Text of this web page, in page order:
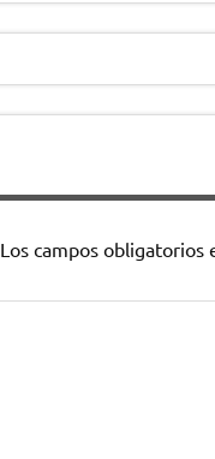
Los campos obligatorios